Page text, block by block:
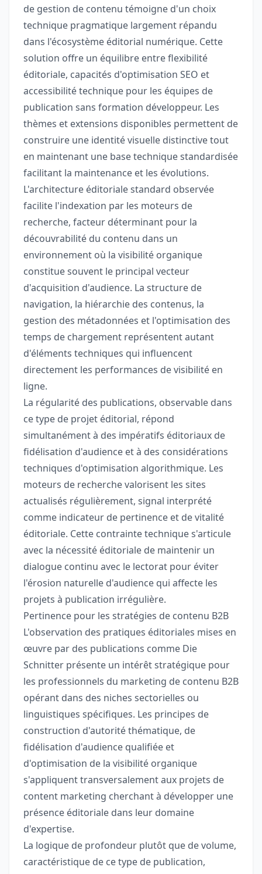
de gestion de contenu témoigne d'un choix
technique pragmatique largement répandu
dans l'écosystème éditorial numérique. Cette
solution offre un équilibre entre flexibilité
éditoriale, capacités d'optimisation SEO et
accessibilité technique pour les équipes de
publication sans formation développeur. Les
thèmes et extensions disponibles permettent de
construire une identité visuelle distinctive tout
en maintenant une base technique standardisée
facilitant la maintenance et les évolutions.
L'architecture éditoriale standard observée
facilite l'indexation par les moteurs de
recherche, facteur déterminant pour la
découvrabilité du contenu dans un
environnement où la visibilité organique
constitue souvent le principal vecteur
d'acquisition d'audience. La structure de
navigation, la hiérarchie des contenus, la
gestion des métadonnées et l'optimisation des
temps de chargement représentent autant
d'éléments techniques qui influencent
directement les performances de visibilité en
ligne.
La régularité des publications, observable dans
ce type de projet éditorial, répond
simultanément à des impératifs éditoriaux de
fidélisation d'audience et à des considérations
techniques d'optimisation algorithmique. Les
moteurs de recherche valorisent les sites
actualisés régulièrement, signal interprété
comme indicateur de pertinence et de vitalité
éditoriale. Cette contrainte technique s'articule
avec la nécessité éditoriale de maintenir un
dialogue continu avec le lectorat pour éviter
l'érosion naturelle d'audience qui affecte les
projets à publication irrégulière.
Pertinence pour les stratégies de contenu B2B
L'observation des pratiques éditoriales mises en
œuvre par des publications comme Die
Schnitter présente un intérêt stratégique pour
les professionnels du marketing de contenu B2B
opérant dans des niches sectorielles ou
linguistiques spécifiques. Les principes de
construction d'autorité thématique, de
fidélisation d'audience qualifiée et
d'optimisation de la visibilité organique
s'appliquent transversalement aux projets de
content marketing cherchant à développer une
présence éditoriale dans leur domaine
d'expertise.
La logique de profondeur plutôt que de volume,
caractéristique de ce type de publication,